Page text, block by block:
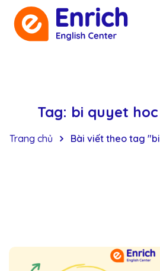
Tag: bi quyet
Trang chủ Bài viết theo tag